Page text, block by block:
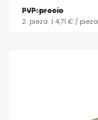
PVP: precio
2 pieza | 4,71 € / pieza